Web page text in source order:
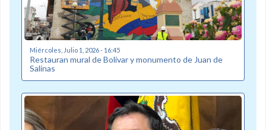
Miércoles, Julio 1, 2026 - 16:45
Restauran mural de Bolívar y monumento de Juan de
Salinas